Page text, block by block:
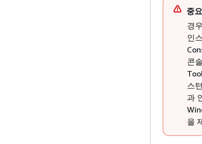
중요
경
인
콘
스
과
을